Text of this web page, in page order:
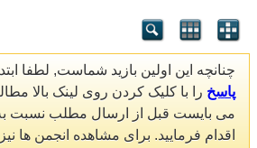
چنانچه این اولین بازید شماست, لطفا ابتدا
پاسخ را با کلیک کردن روی لینک بالا
می بایست قبل از ارسال مطلب نسبت
اقدام فرمایید. برای مشاهده انجمن ها